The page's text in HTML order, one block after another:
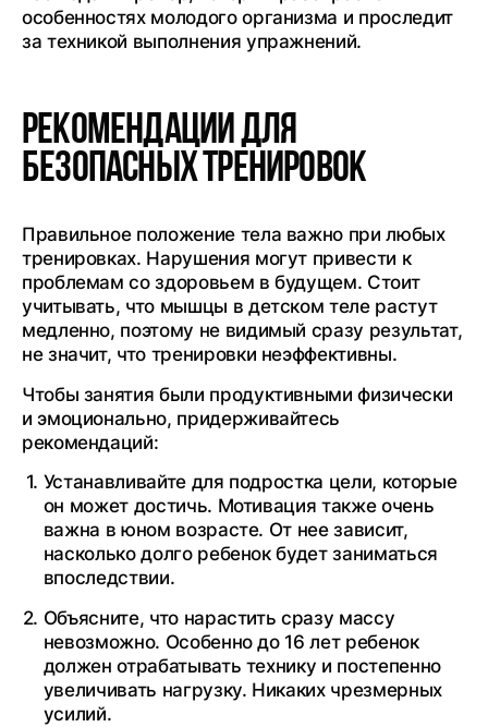
особенностях молодого организма и проследит
за техникой выполнения упражнений.
Рекомендации для
безопасных тренировок
Правильное положение тела важно при любых
тренировках. Нарушения могут привести к
проблемам со здоровьем в будущем. Стоит
учитывать, что мышцы в детском теле растут
медленно, поэтому не видимый сразу результат,
не значит, что тренировки неэффективны.
Чтобы занятия были продуктивными физически
и эмоционально, придерживайтесь
рекомендаций:
Устанавливайте для подростка цели, которые
он может достичь. Мотивация также очень
важна в юном возрасте. От нее зависит,
насколько долго ребенок будет заниматься
впоследствии.
Объясните, что нарастить сразу массу
невозможно. Особенно до 16 лет ребенок
должен отрабатывать технику и постепенно
увеличивать нагрузку. Никаких чрезмерных
усилий.